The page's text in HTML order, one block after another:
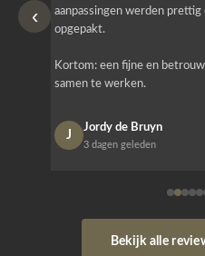
‹
aanpassingen werden prettig
opgepakt.
Kortom: een fijne en
samen te werken.
J
Jordy de Bruyn
3 dagen geleden
Bekijk alle